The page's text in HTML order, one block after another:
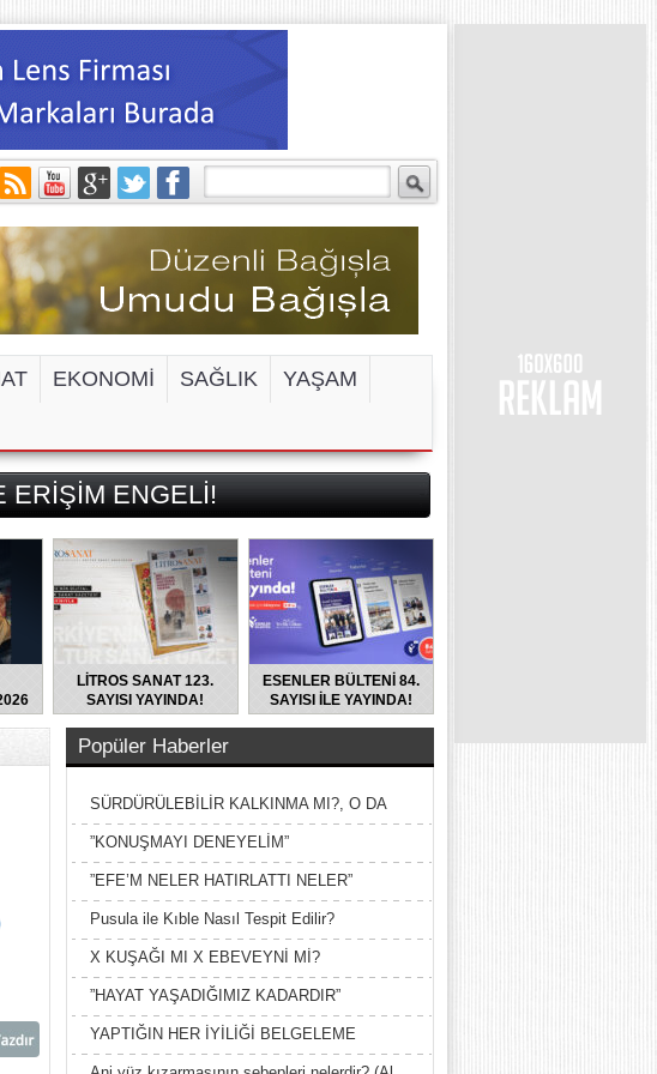
EKONOMİ SAĞLIK
YAŞAM
ERİŞİM ENGELİ!
LİTROS SANAT 123.
SAYISI YAYINDA!
ESENLER BÜLTENİ 84.
SAYISI İLE YAYINDA!
Popüler Haberler
SÜRDÜRÜLEBİLİR KALKINMA MI?, O DA
NEYMİŞ?
”KONUŞMAYI DENEYELİM”
”EFE’M NELER HATIRLATTI NELER”
Pusula ile Kıble Nasıl Tespit Edilir?
X KUŞAĞI MI X EBEVEYNİ Mİ?
”HAYAT YAŞADIĞIMIZ KADARDIR”
YAPTIĞIN HER İYİLİĞİ BELGELEME